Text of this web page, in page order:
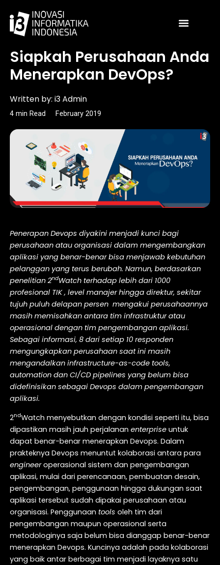
content
Article
Siapkah Perusahaan Anda
Menerapkan DevOps?
Written by: i3 Admin
4 min Read February 2019
Penerapan Devops diyakini menjadi kunci bagi
perusahaan atau organisasi dalam mengembangkan
aplikasi yang benar-benar bisa menjawab kebutuhan
pelanggan yang terus berubah. Namun, berdasarkan
penelitian 2ndWatch terhadap lebih dari 1000
profesional TIK , level manajer hingga direktur, sekitar
tujuh puluh delapan persen mengakui perusahaannya
masih memisahkan antara tim infrastruktur atau
operasional dengan tim pengembangan aplikasi.
Sebagai informasi, 8 dari setiap 10 responden
mengungkapkan perusahaan saat ini masih
mengandalkan infrastructure-as-code tools,
automation dan CI/CD pipelines yang belum bisa
didefinisikan sebagai Devops dalam pengembangan
aplikasi.
2ndWatch menyebutkan dengan kondisi seperti itu, bisa
dipastikan masih jauh perjalanan enterprise untuk
dapat benar-benar menerapkan Devops. Dalam
prakteknya Devops menuntut kolaborasi antara para
engineeroperasional sistem dan pengembangan
aplikasi, mulai dari perencanaan, pembuatan desain,
pengembangan, penggunaan hingga dukungan saat
aplikasi tersebut sudah dipakai perusahaan atau
organisasi. Penggunaan tools oleh tim dari
pengembangan maupun operasional serta
metodologinya saja belum bisa dianggap benar-benar
menerapkan Devops. Kuncinya adalah pada kolaborasi
yang baik antar berbagai tim menjadi layaknya satu